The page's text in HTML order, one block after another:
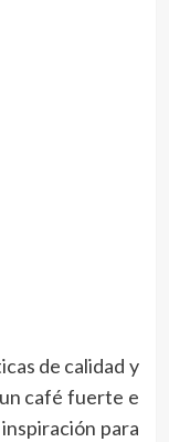
de calidad y
café fuerte e
para